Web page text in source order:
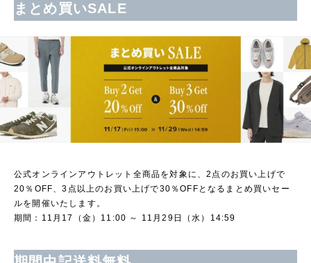
まとめ買いSALE
公式オンラインアウトレット全商品を対象に、2点のお買い上げで
20％OFF、3点以上のお買い上げで30％OFFとなるまとめ買いセー
ルを開催いたします。
期間：11月17（金）11:00 ～ 11月29日（水）14:59